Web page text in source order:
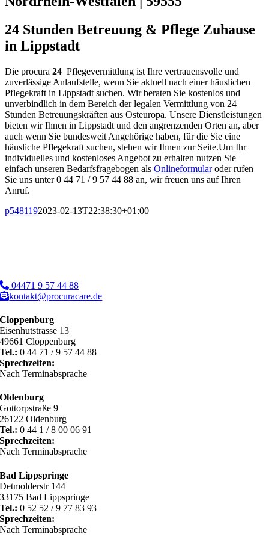
24 Stunden Betreuung & Pflege Zuhause
in Lippstadt
Die procura 24 Pflegevermittlung ist Ihre vertrauensvolle und
zuverlässige Anlaufstelle, wenn Sie aktuell nach einer häuslichen
Pflegekraft in Lippstadt suchen. Wir beraten Sie kostenlos und
unverbindlich in dem Bereich der legalen Vermittlung von 24
Stunden Betreuungskräften aus Osteuropa. Unsere Dienstleistungen
bieten wir Ihnen in Lippstadt und den angrenzenden Orten an, aber
auch wenn Sie bundesweit Angehörige haben, für die Sie eine
häusliche Pflegekraft suchen, stehen wir Ihnen zur Seite.Um Ihr
individuelles und kostenloses Angebot zu erhalten nutzen Sie
einfach unseren Bedarfsfragebogen als Onlineformularoder rufen
Sie uns unter 0 44 71 / 9 57 44 88 an, wir freuen uns auf Ihren
Anruf.
p5481192023-02-13T22:38:30+01:00
04471 9 57 44 88
kontakt@procuracare.de
Cloppenburg
Eisenhutstrasse 13
49661 Cloppenburg
Tel.: 0 44 71 / 9 57 44 88
Sprechzeiten:
Nach Terminabsprache
Oldenburg
Gottorpstraße 9
26122 Oldenburg
Tel.: 0 44 1 / 8 00 06 91
Sprechzeiten:
Nach Terminabsprache
Bad Lippspringe
Detmolderstr 144
33175 Bad Lippspringe
Tel.: 0 52 52 / 9 77 83 93
Sprechzeiten:
Nach Terminabsprache